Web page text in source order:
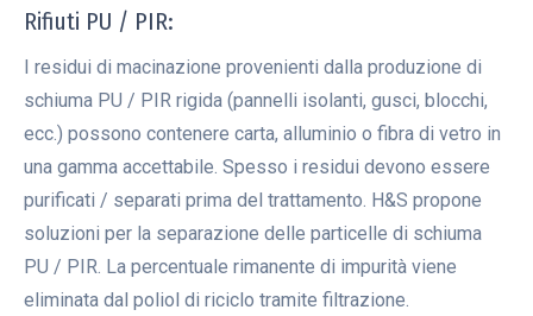
Rifiuti PU / PIR:
I residui di macinazione provenienti dalla produzione di
schiuma PU / PIR rigida (pannelli isolanti, gusci, blocchi,
ecc.) possono contenere carta, alluminio o fibra di vetro in
una gamma accettabile. Spesso i residui devono essere
purificati / separati prima del trattamento. H&S propone
soluzioni per la separazione delle particelle di schiuma
PU / PIR. La percentuale rimanente di impurità viene
eliminata dal poliol di riciclo tramite filtrazione.